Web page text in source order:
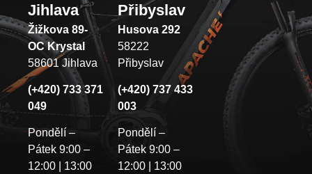
Jihlava
Žižkova 89-
OC Krystal
58601 Jihlava
(+420) 733 371
049
Pondělí –
Pátek 9:00 –
12:00 | 13:00
Přibyslav
Husova 292
58222
Přibyslav
(+420) 737 433
003
Pondělí –
Pátek 9:00 –
12:00 | 13:00